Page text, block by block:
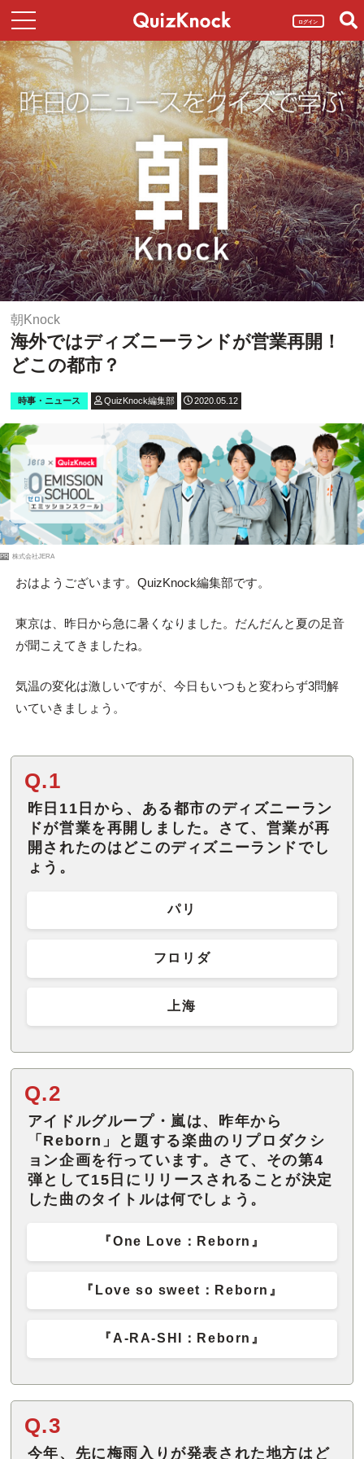
ログイン
朝Knock
海外ではディズニーランドが営業再開！
どこの都市？
時事・ニュース QuizKnock編集部 2020.05.12
PR 株式会社JERA
おはようございます。QuizKnock編集部です。
東京は、昨日から急に暑くなりました。だんだんと夏の足音
が聞こえてきましたね。
気温の変化は激しいですが、今日もいつもと変わらず3問解
いていきましょう。
Q.1
昨日11日から、ある都市のディズニーラン
ドが営業を再開しました。さて、営業が再
開されたのはどこのディズニーランドでし
ょう。
パリ
フロリダ
上海
Q.2
アイドルグループ・嵐は、昨年から
「Reborn」と題する楽曲のリプロダクシ
ョン企画を行っています。さて、その第4
弾として15日にリリースされることが決定
した曲のタイトルは何でしょう。
『One Love：Reborn』
『Love so sweet：Reborn』
『A-RA-SHI：Reborn』
Q.3
今年、先に梅雨入りが発表された地方はど